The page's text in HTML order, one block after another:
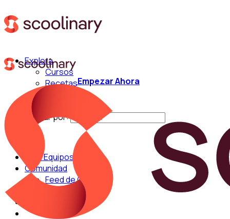
Explora
Cursos
Recetas
Buscar por:
Para Equipos
Comunidad
Feed de Cocina
Empezar Ahora